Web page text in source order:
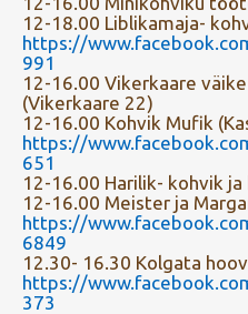
12-18.00 Liblikamaja-
https://
991
12-16.00 Vikerkaare
(Vikerkaare 22)
12-16.00 Kohvik Mufik
https://
651
12-16.00 Harilik- kohvik
12-16.00 Meister ja
https://
6849
12.30- 16.30 Kolgata
https://
373